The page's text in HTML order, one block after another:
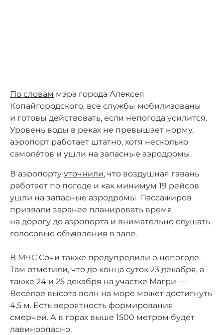
По словам мэра города Алексея
Копайгородского, все службы мобилизованы
и готовы действовать, если непогода усилится.
Уровень воды в реках не превышает норму,
аэропорт работает штатно, хотя несколько
самолётов и ушли на запасные аэродромы.
В аэропорту уточнили, что воздушная гавань
работает по погоде и как минимум 19 рейсов
ушли на запасные аэродромы. Пассажиров
призвали заранее планировать время
на дорогу до аэропорта и внимательно слушать
голосовые объявления в зале.
В МЧС Сочи также предупредили о непогоде.
Там отметили, что до конца суток 23 декабря, а
также 24 и 25 декабря на участке Магри —
Весёлое высота волн на море может достигнуть
4,5 м. Есть вероятность формирования
смерчей. А в горах выше 1500 метром будет
лавиноопасно.